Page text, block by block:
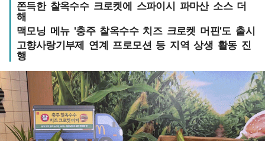
쫀득한 찰옥수수 크로켓에 스파이시 파마산 소스 더
해
맥모닝 메뉴 '충주 찰옥수수 치즈 크로켓 머핀'도 출시
고향사랑기부제 연계 프로모션 등 지역 상생 활동 진
행